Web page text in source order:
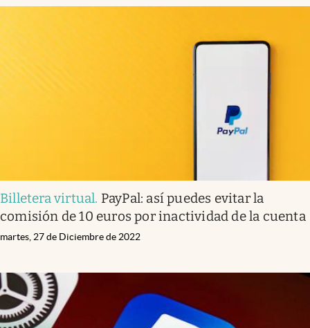
Billetera virtual. PayPal: así puedes evitar la
comisión de 10 euros por inactividad de la cuenta
martes, 27 de Diciembre de 2022